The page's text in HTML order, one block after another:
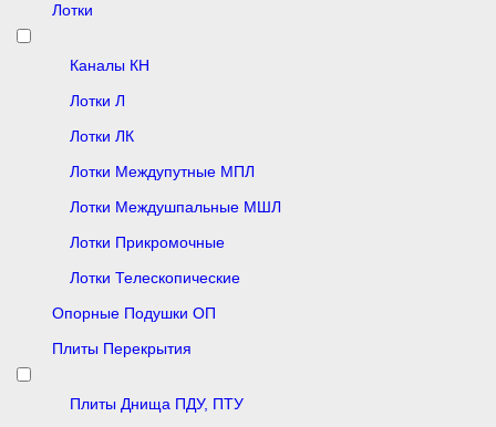
Лотки
Каналы КН
Лотки Л
Лотки ЛК
Лотки Междупутные МПЛ
Лотки Междушпальные МШЛ
Лотки Прикромочные
Лотки Телескопические
Опорные Подушки ОП
Плиты Перекрытия
Плиты Днища ПДУ, ПТУ